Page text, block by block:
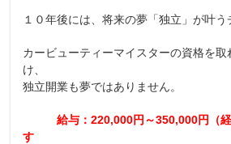
１０年後には、将来の夢「独立」が叶う
カービューティーマイスターの資格を取
け、
独立開業も夢ではありません。
給与：220,000円～350,000円（
す